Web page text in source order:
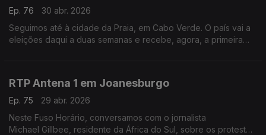
Ep. 76
30 abr. 2026
Seguimos até à cidade da Praia, em Cabo Verde. O país vai a
eleições daqui a duas semanas e recebe, agora, a primeira
RTP Antena 1 em Joanesburgo
Ep. 75
29 abr. 2026
Neste Fuso Horário, conversamos com o jornalista
Michael Gillbee, residente da África do Sul, sobre os protestos